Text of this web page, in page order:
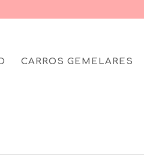
CARROS GEMELARES